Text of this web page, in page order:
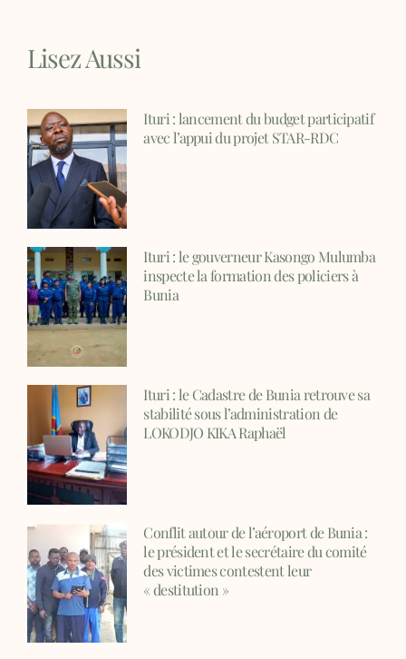
Lisez Aussi
Ituri : lancement du budget participatif
avec l’appui du projet STAR-RDC
Ituri : le gouverneur Kasongo Mulumba
inspecte la formation des policiers à
Bunia
Ituri : le Cadastre de Bunia retrouve sa
stabilité sous l’administration de
LOKODJO KIKA Raphaël
Conflit autour de l’aéroport de Bunia :
le président et le secrétaire du comité
des victimes contestent leur
« destitution »